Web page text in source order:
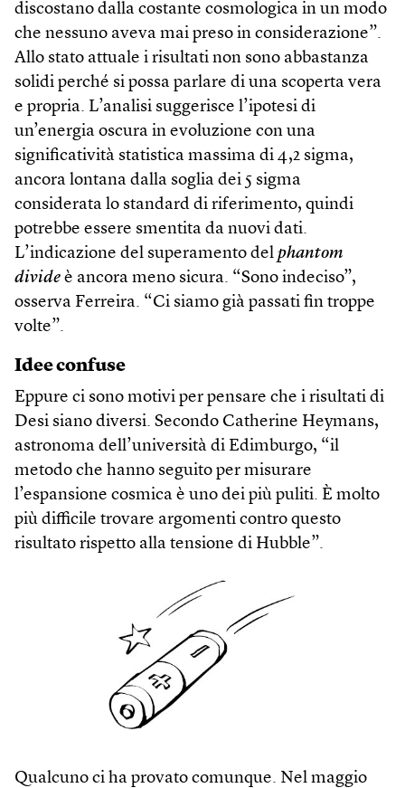
discostano dalla costante cosmologica in un modo
che nessuno aveva mai preso in considerazione”.
Allo stato attuale i risultati non sono abbastanza
solidi perché si possa parlare di una scoperta vera
e propria. L’analisi suggerisce l’ipotesi di
un’energia oscura in evoluzione con una
significatività statistica massima di 4,2 sigma,
ancora lontana dalla soglia dei 5 sigma
considerata lo standard di riferimento, quindi
potrebbe essere smentita da nuovi dati.
L’indicazione del superamento del phantom
divide è ancora meno sicura. “Sono indeciso”,
osserva Ferreira. “Ci siamo già passati fin troppe
volte”.
Idee confuse
Eppure ci sono motivi per pensare che i risultati di
Desi siano diversi. Secondo Catherine Heymans,
astronoma dell’università di Edimburgo, “il
metodo che hanno seguito per misurare
l’espansione cosmica è uno dei più puliti. È molto
più difficile trovare argomenti contro questo
risultato rispetto alla tensione di Hubble”.
Qualcuno ci ha provato comunque. Nel maggio